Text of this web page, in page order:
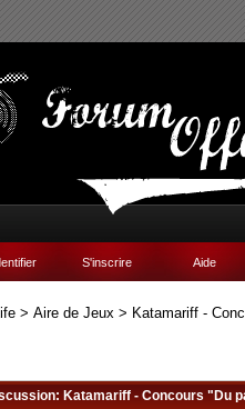
S'inscrire Aide
> Aire de Jeux > Katamariff -
Katamariff - Concours "Du